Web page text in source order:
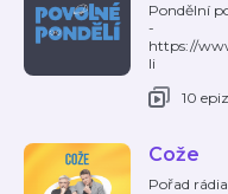
Pondělní
-
https://
li
10
Cože
Pořad